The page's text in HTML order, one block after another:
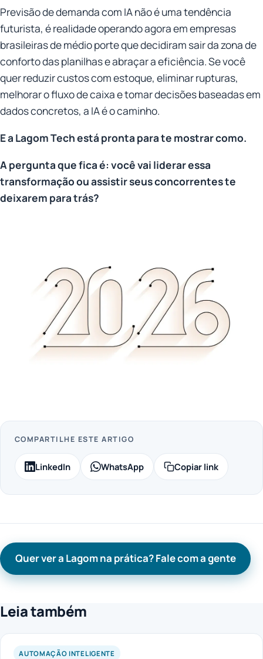
Previsão de demanda com IA não é uma tendência
futurista, é realidade operando agora em empresas
brasileiras de médio porte que decidiram sair da zona de
conforto das planilhas e abraçar a eficiência. Se você
quer reduzir custos com estoque, eliminar rupturas,
melhorar o fluxo de caixa e tomar decisões baseadas em
dados concretos, a IA é o caminho.
E a Lagom Tech está pronta para te mostrar como.
A pergunta que fica é: você vai liderar essa
transformação ou assistir seus concorrentes te
deixarem para trás?
COMPARTILHE ESTE ARTIGO
LinkedIn WhatsApp Copiar link
Quer ver a Lagom na prática? Fale com a gente
Leia também
AUTOMAÇÃO INTELIGENTE